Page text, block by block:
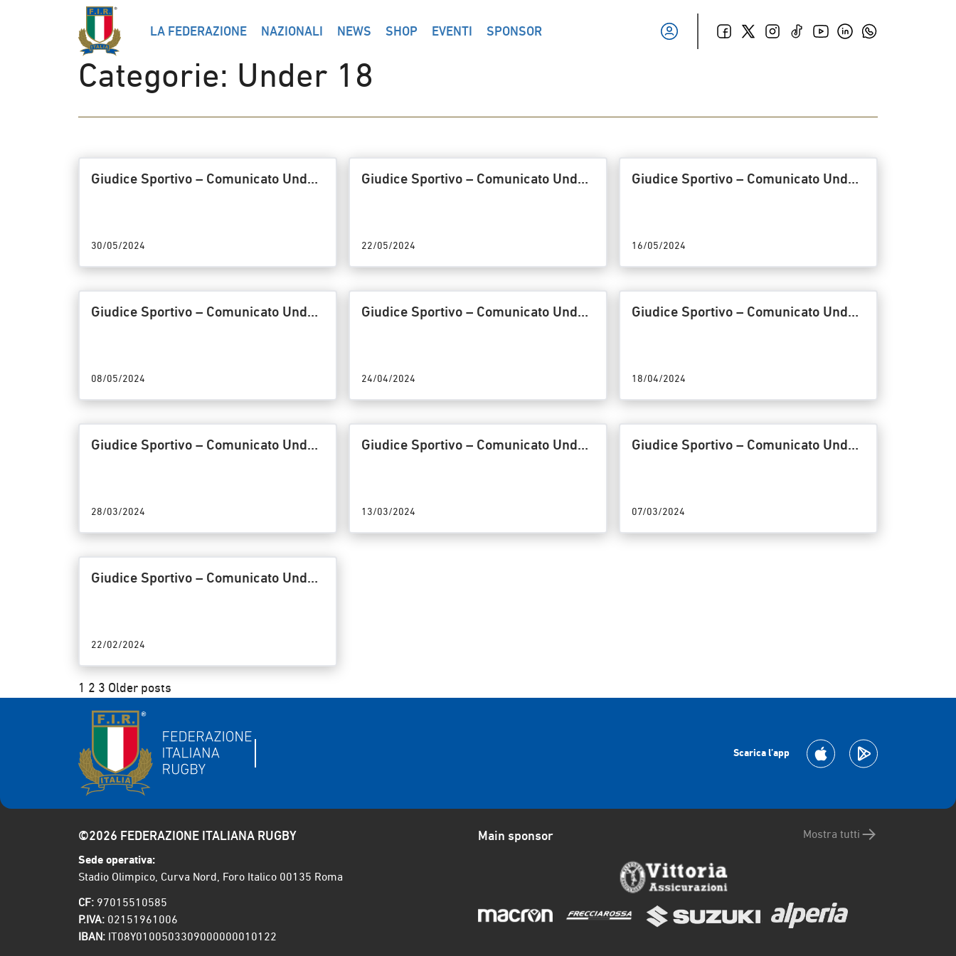
LA FEDERAZIONE NAZIONALI NEWS SHOP EVENTI SPONSOR
Categorie: Under 18
Giudice Sportivo – Comunicato Under
30/05/2024
Giudice Sportivo – Comunicato Under
22/05/2024
Giudice Sportivo – Comunicato Under
16/05/2024
Giudice Sportivo – Comunicato Under
08/05/2024
Giudice Sportivo – Comunicato Under
24/04/2024
Giudice Sportivo – Comunicato Under
18/04/2024
Giudice Sportivo – Comunicato Under
28/03/2024
Giudice Sportivo – Comunicato Under
13/03/2024
Giudice Sportivo – Comunicato Under
07/03/2024
Giudice Sportivo – Comunicato Under
22/02/2024
Paginazione
degli
articoli
1 2 3 Older posts
Scarica l’app
©2026 FEDERAZIONE ITALIANA RUGBY
Sede operativa:
Stadio Olimpico, Curva Nord, Foro Italico 00135 Roma
CF: 97015510585
P.IVA: 02151961006
IBAN: IT08Y0100503309000000010122
Main sponsor Mostra tutti